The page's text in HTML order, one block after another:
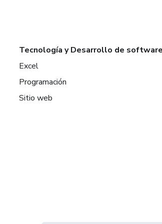
Tecnología y Desarrollo de software
Excel
Programación
Sitio web